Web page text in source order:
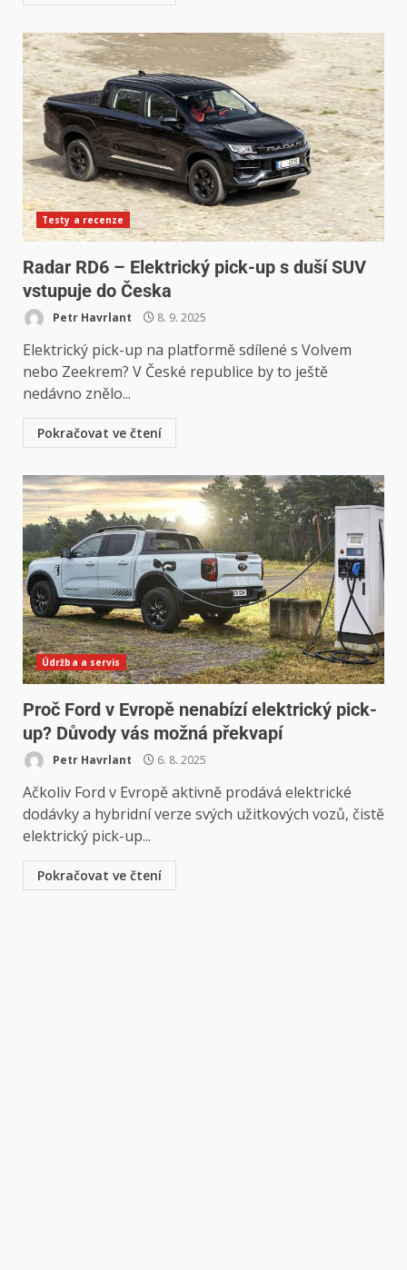
Testy a recenze
Radar RD6 – Elektrický pick-up s duší SUV
vstupuje do Česka
Petr Havrlant 8. 9. 2025
Elektrický pick-up na platformě sdílené s Volvem
nebo Zeekrem? V České republice by to ještě
nedávno znělo...
Pokračovat ve čtení
Údržba a servis
Proč Ford v Evropě nenabízí elektrický pick-
up? Důvody vás možná překvapí
Petr Havrlant 6. 8. 2025
Ačkoliv Ford v Evropě aktivně prodává elektrické
dodávky a hybridní verze svých užitkových vozů, čistě
elektrický pick-up...
Pokračovat ve čtení